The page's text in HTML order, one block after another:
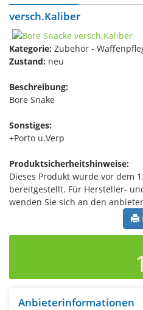
versch.Kaliber
Kategorie: Zubehör -
Zustand: neu
Beschreibung:
Bore Snake
Sonstiges:
+Porto u.Verp
Produktsicherheitshinweise:
Dieses Produkt wurde vor dem
bereitgestellt. Für Hersteller-
wenden Sie sich an den
Anbieterinformationen